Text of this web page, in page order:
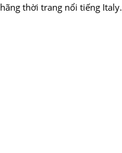
hãng thời trang nổi tiếng Italy.